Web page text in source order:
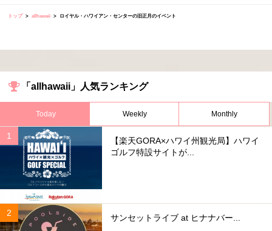
トップ allhawaii ロイヤル・ハワイアン・センターの旧正月のイベント
「allhawaii」人気ランキング
Today Weekly Monthly
【楽天GORA×ハワイ州観光局】ハワイ
ゴルフ特設サイトが...
サンセットライブ at ヒナナバー...